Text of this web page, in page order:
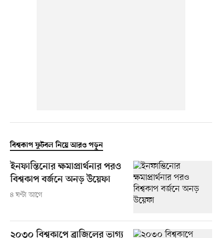
বিশ্বকাপ ফুটবল নিয়ে আরও পড়ুন
ইনফান্তিনোর ক্ষমাপ্রার্থনার পরও
বিশ্বকাপ বর্জনে অনড় উয়েফা
৪ ঘণ্টা আগে
২০৩০ বিশ্বকাপে ব্রাজিলের ভাগ্য